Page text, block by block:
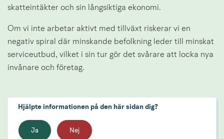
skatteintäkter och sin långsiktiga ekonomi.
Om vi inte arbetar aktivt med tillväxt riskerar vi en
negativ spiral där minskande befolkning leder till minskat
serviceutbud, vilket i sin tur gör det svårare att locka nya
invånare och företag.
Hjälpte informationen på den här sidan dig?
Ja Nej